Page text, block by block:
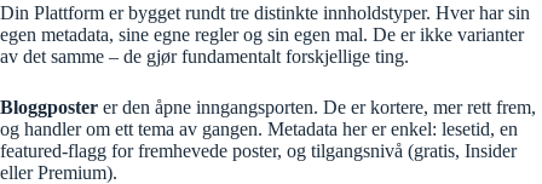
Din Plattform er bygget rundt tre distinkte innholdstyper. Hver har sin
egen metadata, sine egne regler og sin egen mal. De er ikke varianter
av det samme – de gjør fundamentalt forskjellige ting.
Bloggposter er den åpne inngangsporten. De er kortere, mer rett frem,
og handler om ett tema av gangen. Metadata her er enkel: lesetid, en
featured-flagg for fremhevede poster, og tilgangsnivå (gratis, Insider
eller Premium).